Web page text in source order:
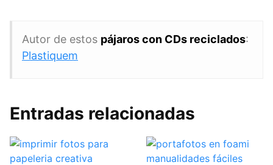
Autor de estos pájaros con CDs reciclados:
Plastiquem
Entradas relacionadas